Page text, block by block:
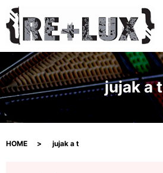
jujak a t
HOME jujak a t